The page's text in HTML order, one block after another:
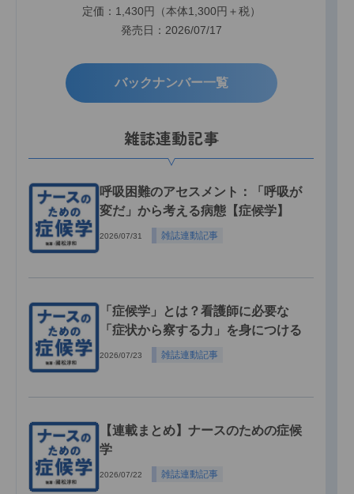
定価：1,430円（本体1,300円＋税）
発売日：2026/07/17
バックナンバー一覧
雑誌連動記事
呼吸困難のアセスメント：「呼吸が
変だ」から考える病態【症候学】
2026/07/31 雑誌連動記事
「症候学」とは？看護師に必要な
「症状から察する力」を身につける
2026/07/23 雑誌連動記事
【連載まとめ】ナースのための症候
学
2026/07/22 雑誌連動記事